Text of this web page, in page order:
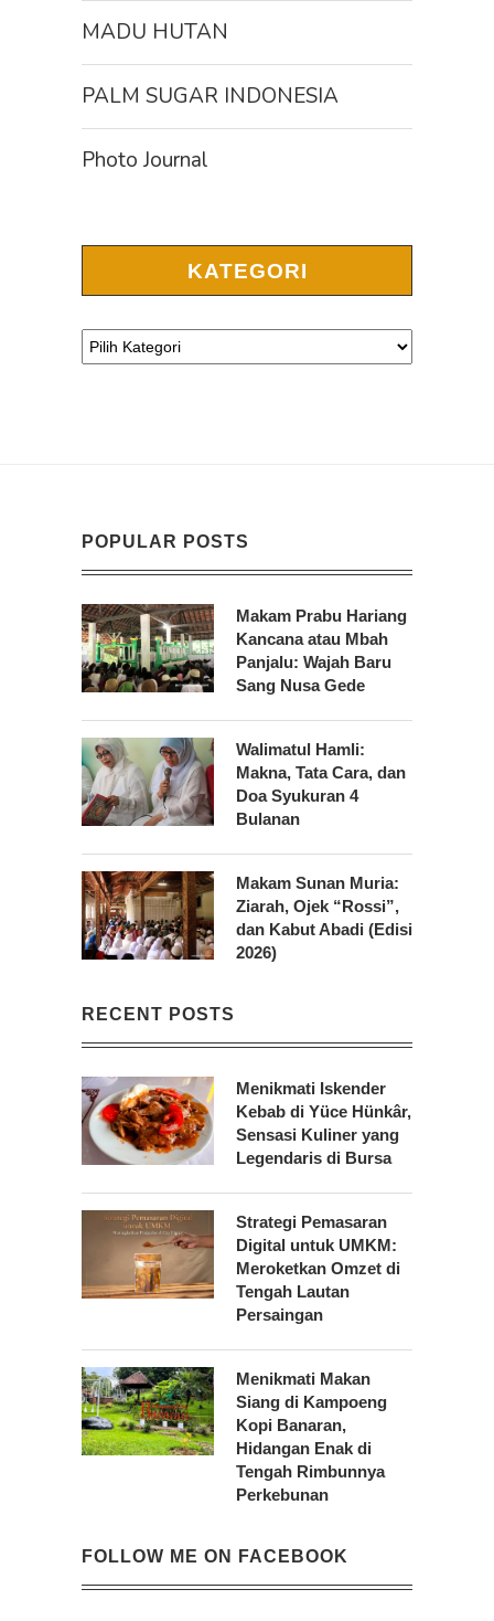
MADU HUTAN
PALM SUGAR INDONESIA
Photo Journal
KATEGORI
POPULAR POSTS
Makam Prabu Hariang
Kancana atau Mbah
Panjalu: Wajah Baru
Sang Nusa Gede
Walimatul Hamli:
Makna, Tata Cara, dan
Doa Syukuran 4
Bulanan
Makam Sunan Muria:
Ziarah, Ojek “Rossi”,
dan Kabut Abadi (Edisi
2026)
RECENT POSTS
Menikmati Iskender
Kebab di Yüce Hünkâr,
Sensasi Kuliner yang
Legendaris di Bursa
Strategi Pemasaran
Digital untuk UMKM:
Meroketkan Omzet di
Tengah Lautan
Persaingan
Menikmati Makan
Siang di Kampoeng
Kopi Banaran,
Hidangan Enak di
Tengah Rimbunnya
Perkebunan
FOLLOW ME ON FACEBOOK